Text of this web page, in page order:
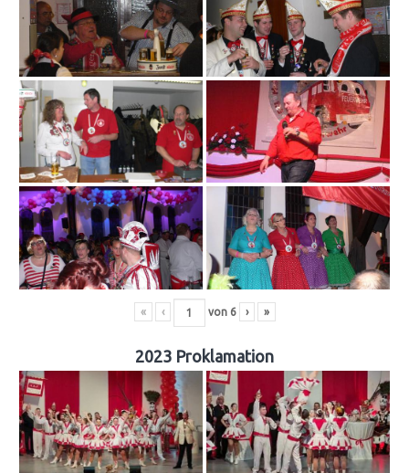
« ‹ von 6 › »
2023 Proklamation